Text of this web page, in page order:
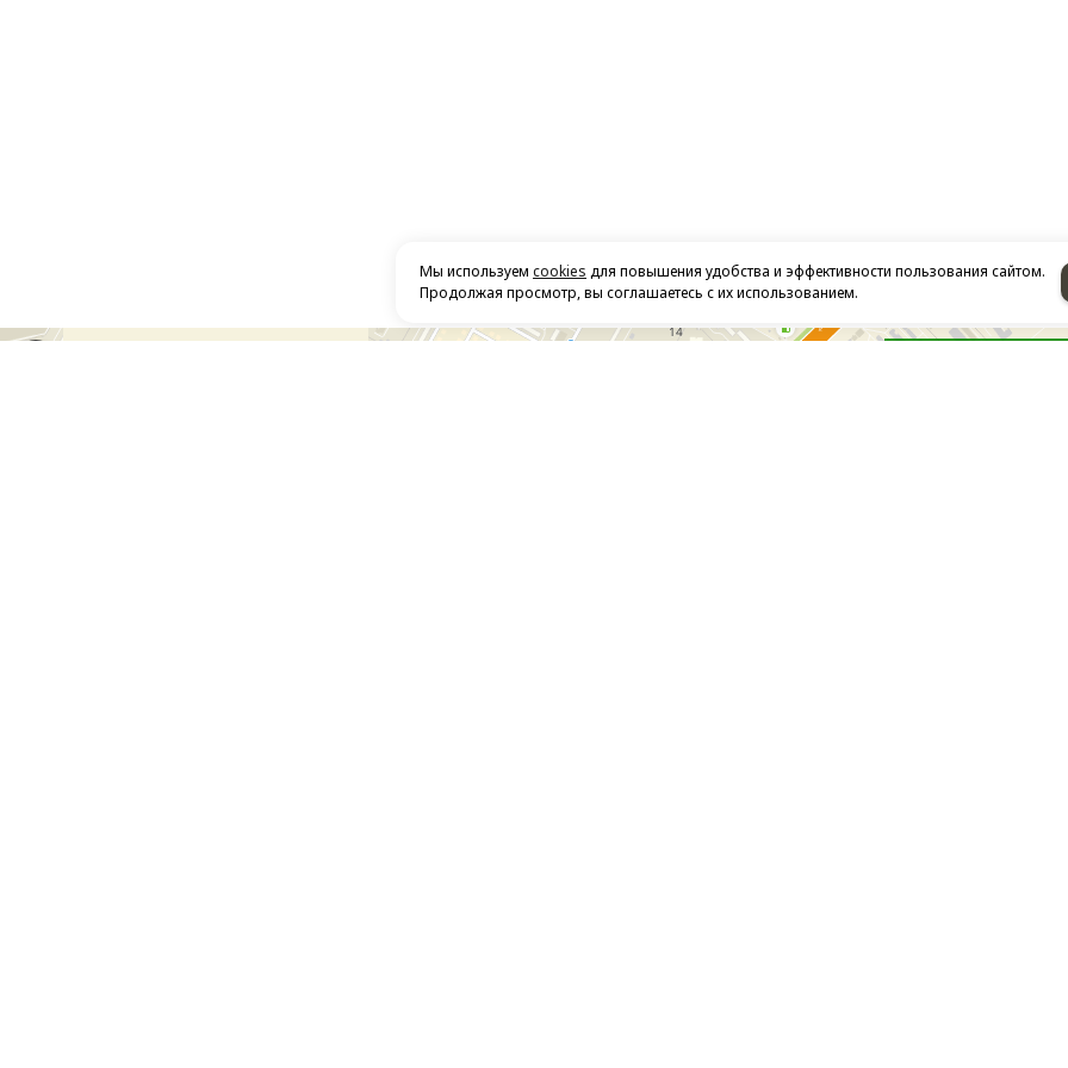
Мы используем cookies для повышения удобства и эффективности пользования сайтом.
Продолжая просмотр, вы соглашаетесь с их использованием.